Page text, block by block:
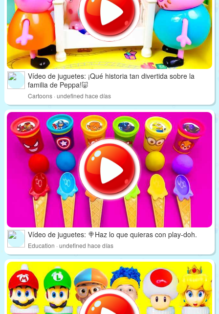
Vídeo de juguetes: ¡Qué historia tan divertida sobre la
familia de Peppa!🐷
Cartoons · undefined hace días
Vídeo de juguetes: 🍭Haz lo que quieras con play-doh.
Education · undefined hace días